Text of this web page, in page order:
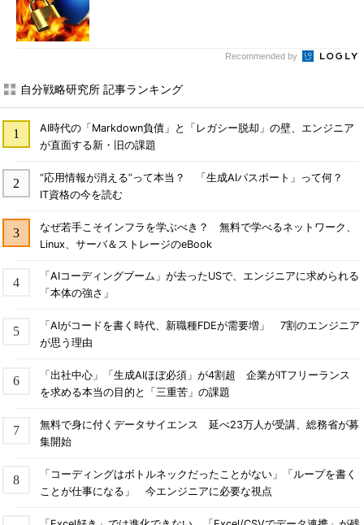
Recommended by
自分戦略研究所 記事ランキング
AI時代の「Markdown負債」と「レガシー脱却」の壁、エンジニア
が直面する新・旧の課題
“応用情報が消える”って本当？ 「生成AIパスポート」って何？
IT資格の今を読む
なぜ若手こそインフラを学ぶべき？ 無料で学べるネットワーク、
Linux、サーバ＆ストレージのeBook
「AIコーディングブーム」が去ったUSで、エンジニアに求められる
「本体の強さ」
「AIがコードを書く時代、新職種FDEが需要増」 7割のエンジニア
が思う理由
「出社中心」「生成AIほぼ必須」が4割超 企業がITフリーランス
を求める本当の目的と「三重苦」の課題
無料で身に付くデータサイエンス 延べ23万人が受講、総務省が募
集開始
「コーディングはボトルネックだったことがない」「ループを書く
ことが仕事になる」 今エンジニアに必要な視点